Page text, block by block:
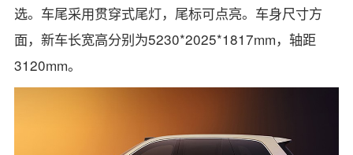
选。车尾采用贯穿式尾灯，尾标可点亮。车身尺寸方
面，新车长宽高分别为5230*2025*1817mm，轴距
3120mm。